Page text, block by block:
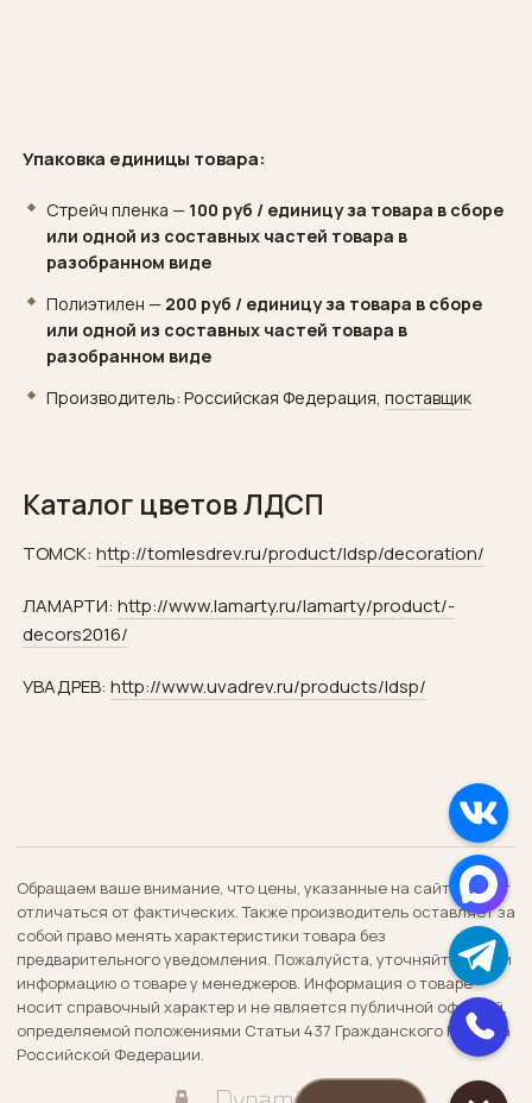
Упаковка единицы товара:
Стрейч пленка — 100 руб / единицу за товара в сборе
или одной из составных частей товара в
разобранном виде
Полиэтилен — 200 руб / единицу за товара в сборе
или одной из составных частей товара в
разобранном виде
Производитель: Российская Федерация, поставщик
Каталог цветов ЛДСП
ТОМСК: http://tomlesdrev.ru/­product/ldsp/­decoration/
ЛАМАРТИ: http://www.lamarty.ru/­lamarty/product/­
decors2016/
УВАДРЕВ: http://www.uvadrev.ru/­products/ldsp/
Обращаем ваше внимание, что цены, указанные на сайте, могут
отличаться от фактических. Также производитель оставляет за
собой право менять характеристики товара без
предварительного уведомления. Пожалуйста, уточняйте цену и
информацию о товаре у менеджеров. Информация о товаре
носит справочный характер и не является публичной офертой,
определяемой положениями Статьи 437 Гражданского Кодекса
Российской Федерации.